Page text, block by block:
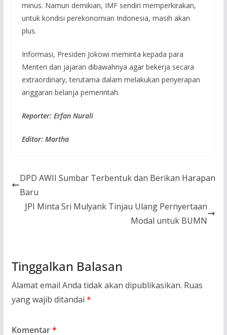
minus. Namun demikian, IMF sendiri memperkirakan,
untuk kondisi perekonomian Indonesia, masih akan
plus.
Informasi, Presiden Jokowi meminta kepada para
Menteri dan jajaran dibawahnya agar bekerja secara
extraordinary, terutama dalam melakukan penyerapan
anggaran belanja pemerintah.
Reporter: Erfan Nurali
Editor: Martha
DPD AWII Sumbar Terbentuk dan Berikan Harapan
Baru
JPI Minta Sri Mulyank Tinjau Ulang Pernyertaan
Modal untuk BUMN
Tinggalkan Balasan
Alamat email Anda tidak akan dipublikasikan. Ruas
yang wajib ditandai *
Komentar*